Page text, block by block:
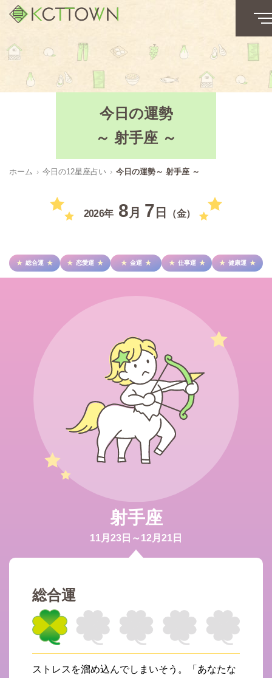
今日の運勢
～ 射手座 ～
ホーム 今日の12星座占い 今日の運勢～ 射手座 ～
2026年 8 月 7 日 （金）
総合運 恋愛運 金運 仕事運 健康運
射手座
11月23日～12月21日
総合運
ストレスを溜め込んでしまいそう。「あなたな